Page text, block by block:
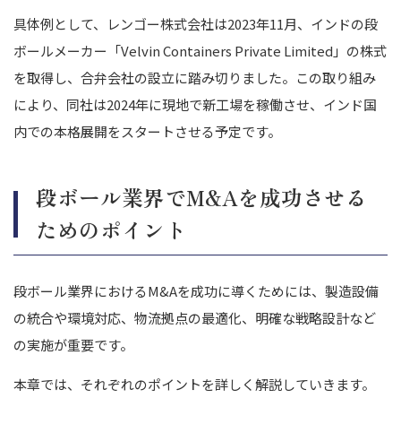
具体例として、レンゴー株式会社は2023年11月、インドの段
ボールメーカー「Velvin Containers Private Limited」の株式
を取得し、合弁会社の設立に踏み切りました。この取り組み
により、同社は2024年に現地で新工場を稼働させ、インド国
内での本格展開をスタートさせる予定です。
段ボール業界でM&Aを成功させる
ためのポイント
段ボール業界におけるM&Aを成功に導くためには、製造設備
の統合や環境対応、物流拠点の最適化、明確な戦略設計など
の実施が重要です。
本章では、それぞれのポイントを詳しく解説していきます。